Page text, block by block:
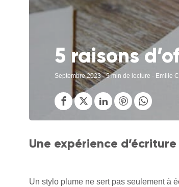
5 raisons
Septembre 2023- 5 min de lecture - Emilie
Une expérience
Un stylo plume ne sert pas seulement à